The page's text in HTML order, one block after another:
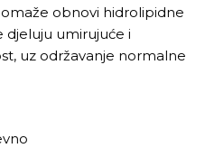
obnovi hidrolipidne
djeluju umirujuće i
uz održavanje normalne